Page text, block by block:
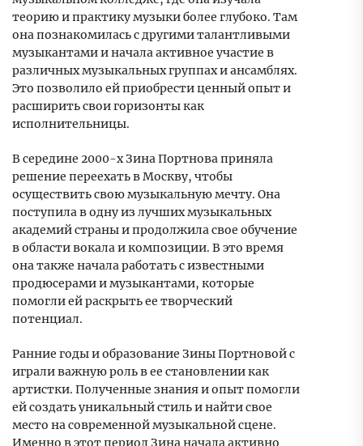
теорию и практику музыки более глубоко. Там
она познакомилась с другими талантливыми
музыкантами и начала активное участие в
различных музыкальных группах и ансамблях.
Это позволило ей приобрести ценный опыт и
расширить свои горизонты как
исполнительницы.
В середине 2000-х Зина Портнова приняла
решение переехать в Москву, чтобы
осуществить свою музыкальную мечту. Она
поступила в одну из лучших музыкальных
академий страны и продолжила свое обучение
в области вокала и композиции. В это время
она также начала работать с известными
продюсерами и музыкантами, которые
помогли ей раскрыть ее творческий
потенциал.
Ранние годы и образование Зины Портновой с
играли важную роль в ее становлении как
артистки. Полученные знания и опыт помогли
ей создать уникальный стиль и найти свое
место на современной музыкальной сцене.